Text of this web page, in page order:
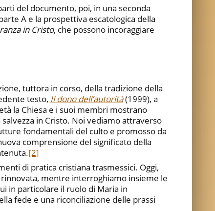
del documento, poi, in una seconda
A e la prospettiva escatologica della
in Cristo, che possono incoraggiare
tuttora in corso, della tradizione della
testo, Il dono dell’autorità(1999), a
la Chiesa e i suoi membri mostrano
in Cristo. Noi vediamo attraverso
fondamentali del culto e promosso da
comprensione del significato della
[2]
di pratica cristiana trasmessici. Oggi,
mentre interroghiamo insieme le
in particolare il ruolo di Maria in
fede e una riconciliazione delle prassi